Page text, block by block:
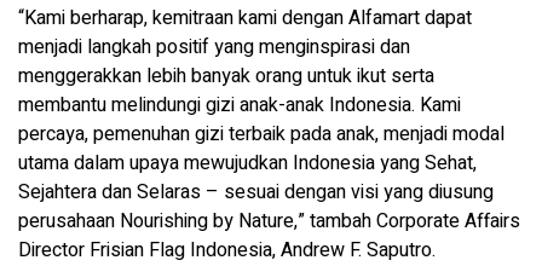
“Kami berharap, kemitraan kami dengan Alfamart dapat
menjadi langkah positif yang menginspirasi dan
menggerakkan lebih banyak orang untuk ikut serta
membantu melindungi gizi anak-anak Indonesia. Kami
percaya, pemenuhan gizi terbaik pada anak, menjadi modal
utama dalam upaya mewujudkan Indonesia yang Sehat,
Sejahtera dan Selaras – sesuai dengan visi yang diusung
perusahaan Nourishing by Nature,” tambah Corporate Affairs
Director Frisian Flag Indonesia, Andrew F. Saputro.